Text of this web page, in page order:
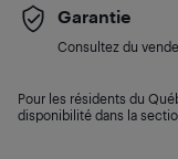
Garantie
Consultez du
Pour les résidents du
disponibilité dans la